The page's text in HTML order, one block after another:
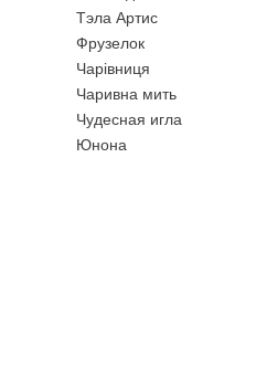
Тэла Артис
Фрузелок
Чарiвниця
Чаривна мить
Чудесная игла
Юнона